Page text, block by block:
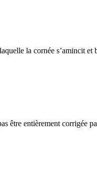
la cornée s’amincit et
être entièrement corrigée pa